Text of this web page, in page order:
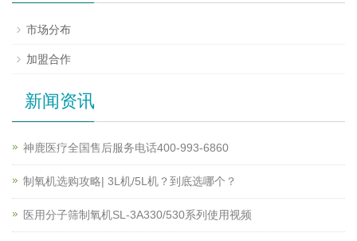
市场分布
加盟合作
新闻资讯
神鹿医疗全国售后服务电话400-993-6860
制氧机选购攻略| 3L机/5L机？到底选哪个？
医用分子筛制氧机SL-3A330/530系列使用视频